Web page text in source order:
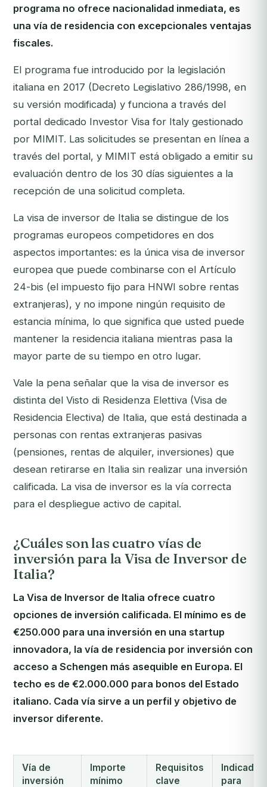
programa no ofrece nacionalidad inmediata, es
una vía de residencia con excepcionales ventajas
fiscales.
El programa fue introducido por la legislación
italiana en 2017 (Decreto Legislativo 286/1998, en
su versión modificada) y funciona a través del
portal dedicado Investor Visa for Italy gestionado
por MIMIT. Las solicitudes se presentan en línea a
través del portal, y MIMIT está obligado a emitir su
evaluación dentro de los 30 días siguientes a la
recepción de una solicitud completa.
La visa de inversor de Italia se distingue de los
programas europeos competidores en dos
aspectos importantes: es la única visa de inversor
europea que puede combinarse con el Artículo
24-bis (el impuesto fijo para HNWI sobre rentas
extranjeras), y no impone ningún requisito de
estancia mínima, lo que significa que usted puede
mantener la residencia italiana mientras pasa la
mayor parte de su tiempo en otro lugar.
Vale la pena señalar que la visa de inversor es
distinta del Visto di Residenza Elettiva (Visa de
Residencia Electiva) de Italia, que está destinada a
personas con rentas extranjeras pasivas
(pensiones, rentas de alquiler, inversiones) que
desean retirarse en Italia sin realizar una inversión
calificada. La visa de inversor es la vía correcta
para el despliegue activo de capital.
¿Cuáles son las cuatro vías de
inversión para la Visa de Inversor de
Italia?
La Visa de Inversor de Italia ofrece cuatro
opciones de inversión calificada. El mínimo es de
€250.000 para una inversión en una startup
innovadora, la vía de residencia por inversión con
acceso a Schengen más asequible en Europa. El
techo es de €2.000.000 para bonos del Estado
italiano. Cada vía sirve a un perfil y objetivo de
inversor diferente.
Vía de
inversión
Importe
mínimo
Requisitos
clave
Indicado
para